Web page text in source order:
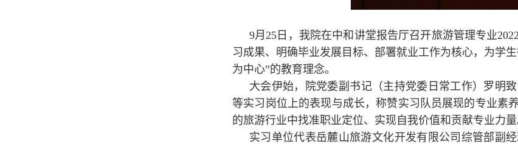
9月25日，我院在中和讲堂报告厅召开旅游管理专业
习成果、明确毕业发展目标、部署就业工作为核心，为学
为中心”的教育理念。
大会伊始，院党委副书记（主持党委日常工作）罗明
等实习岗位上的表现与成长，称赞实习队员展现的专业素
的旅游行业中找准职业定位、实现自我价值和贡献专业力量
实习单位代表岳麓山旅游文化开发有限公司综管部副